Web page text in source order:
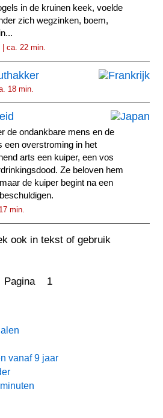
in de kruinen keek, voelde
zich wegzinken, boem,
| ca. 22 min.
18 min.
de ondankbare mens en de
een overstroming in het
arts een kuiper, een vos
Ze beloven hem
de kuiper begint na een
min.
ook in tekst of gebruik
Pagina 1
vanaf 9 jaar